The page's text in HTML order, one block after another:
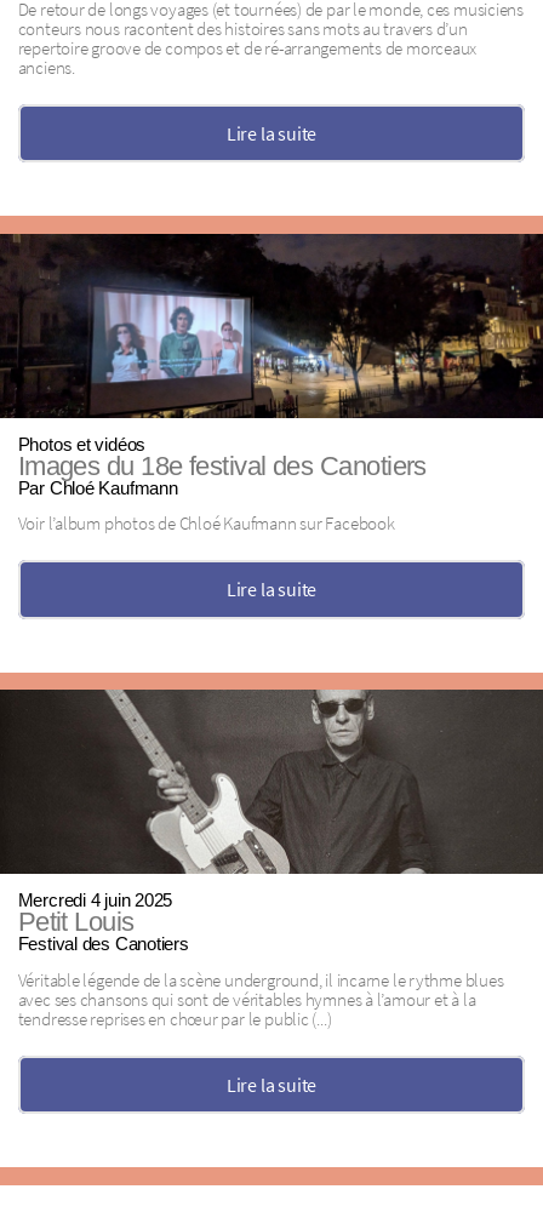
De retour de longs voyages (et tournées) de par le monde, ces musiciens
conteurs nous racontent des histoires sans mots au travers d’un
repertoire groove de compos et de ré-arrangements de morceaux
anciens.
Lire la suite
Photos et vidéos
Images du 18e festival des Canotiers
Par Chloé Kaufmann
Voir l’album photos de Chloé Kaufmann sur Facebook
Lire la suite
Mercredi 4 juin 2025
Petit Louis
Festival des Canotiers
Véritable légende de la scène underground, il incarne le rythme blues
avec ses chansons qui sont de véritables hymnes à l’amour et à la
tendresse reprises en chœur par le public (...)
Lire la suite